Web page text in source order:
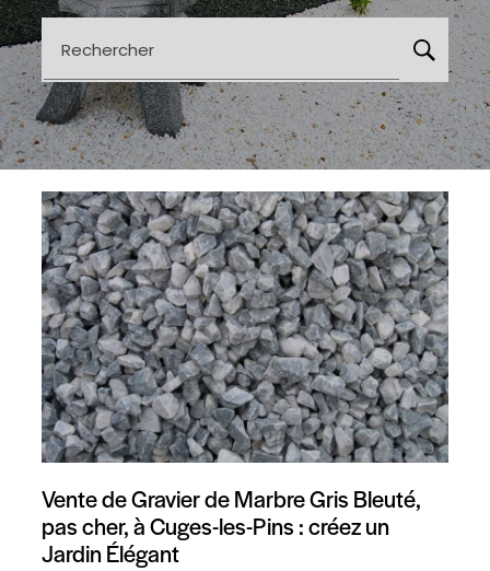
Rechercher
Vente de Gravier de Marbre Gris Bleuté,
pas cher, à Cuges-les-Pins : créez un
Jardin Élégant